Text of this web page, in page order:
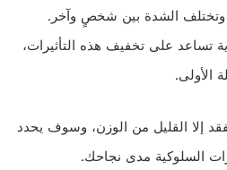
وتختلف الشدة بين شخصٍ وآخر.
على تخفيف هذه التأثيرات،
الأولى.
إلا القليل من الوزن، وسوف يحدد
السلوكية مدى نجاحك.